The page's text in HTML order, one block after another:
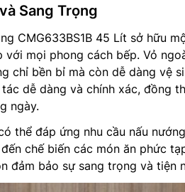
Sang Trọng
CMG633BS1B 45 Lít sở hữu
với mọi phong cách bếp. Vỏ
chỉ bền bỉ mà còn dễ dàng vệ
dễ dàng và chính xác, đồng
ngày.
thể đáp ứng nhu cầu nấu
chế biến các món ăn phức
đảm bảo sự sang trọng và tiện